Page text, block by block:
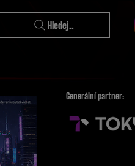
Hledej..
Generální partner: